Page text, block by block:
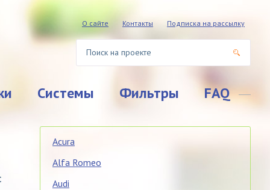
О сайте Контакты Подписка на рассылку
Системы Фильтры FAQ
Acura
Alfa Romeo
Audi